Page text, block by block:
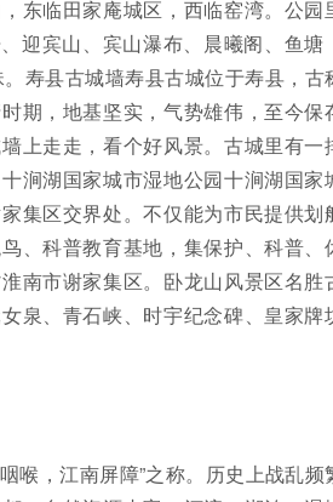
东临田家庵城区，西临窑湾。公园
迎宾山、宾山瀑布、晨曦阁、鱼塘
寿县古城墙寿县古城位于寿县，古
期，地基坚实，气势雄伟，至今保
上走走，看个好风景。古城里有一
涧湖国家城市湿地公园十涧湖国家
集区交界处。不仅能为市民提供划
、科普教育基地，集保护、科普、
南市谢家集区。卧龙山风景区名胜
泉、青石峡、时宇纪念碑、皇家牌
喉，江南屏障”之称。历史上战乱频